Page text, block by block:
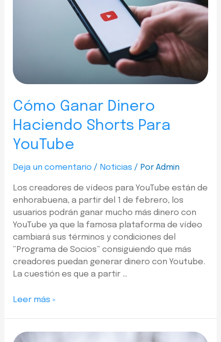
Cómo Ganar Dinero
Haciendo Shorts Para
YouTube
Deja un comentario / Noticias / PorAdmin
Los creadores de vídeos para YouTube están de
enhorabuena, a partir del 1 de febrero, los
usuarios podrán ganar mucho más dinero con
YouTube ya que la famosa plataforma de vídeo
cambiará sus términos y condiciones del
“Programa de Socios” consiguiendo que más
creadores puedan generar dinero con Youtube.
La cuestión es que a partir …
Leer más »